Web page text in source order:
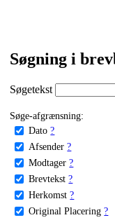
Søgning i
Søgetekst
Søge-afgrænsning:
Dato ?
Afsender ?
Modtager ?
Brevtekst ?
Herkomst ?
Original Placering ?